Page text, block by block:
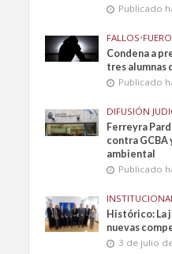
Publicado
FALLOS•
Condena a
tres alumnas
Publicado
DIFUSIÓN
Ferreyra
contra GCBA
ambiental
Publicado
Histórico: La
nuevas
3 de julio